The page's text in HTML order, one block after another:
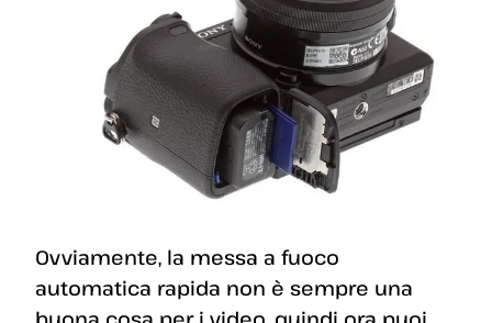
Ovviamente, la messa a fuoco
automatica rapida non è sempre una